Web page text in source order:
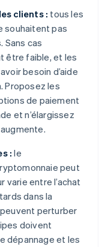
clients : tous les
souhaitent pas
Sans cas
être faible, et les
besoin d’aide
Proposez les
de paiement
et n’élargissez
:le
peut
varie entre l’achat
dans la
perturber
doivent
dépannage et les